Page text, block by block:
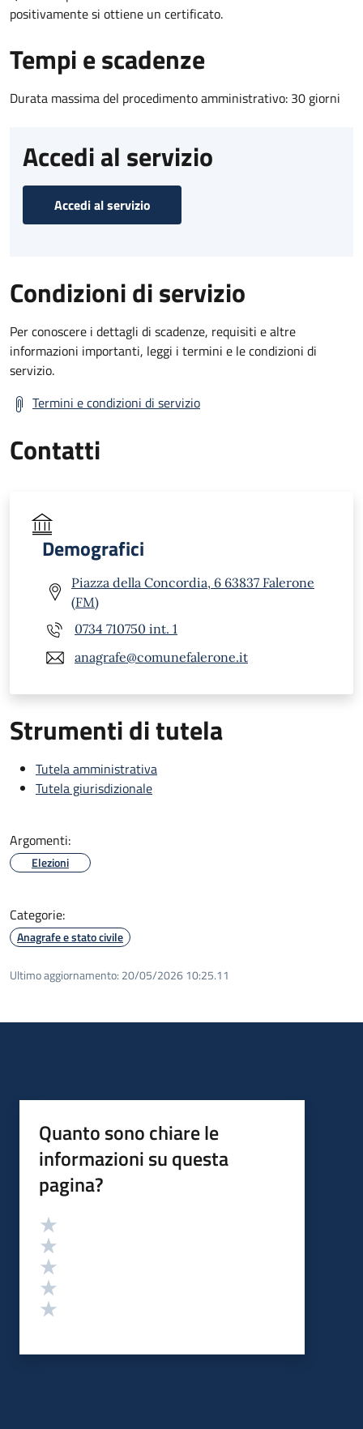
positivamente si ottiene un certificato.
Tempi e scadenze
Durata massima del procedimento amministrativo: 30 giorni
Accedi al servizio
Accedi al servizio
Condizioni di servizio
Per conoscere i dettagli di scadenze, requisiti e altre
informazioni importanti, leggi i termini e le condizioni di
servizio.
Termini e condizioni di servizio
Contatti
Demografici
Piazza della Concordia, 6 63837 Falerone
(FM)
0734 710750 int. 1
anagrafe@comunefalerone.it
Strumenti di tutela
Tutela amministrativa
Tutela giurisdizionale
Argomenti:
Elezioni
Categorie:
Anagrafe e stato civile
Ultimo aggiornamento: 20/05/2026 10:25.11
Quanto sono chiare le
informazioni su questa
pagina?
Valutazione